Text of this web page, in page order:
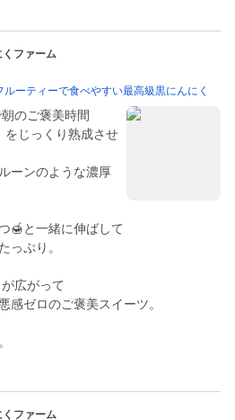
ファーム
ルーティーで食べやすい最高級黒にんにく
のご褒美時間
をじっくり熟成させ
ーンのような濃厚
🍯と一緒に伸ばして
っぷり。
広がって
感ゼロのご褒美スイーツ。
ファーム